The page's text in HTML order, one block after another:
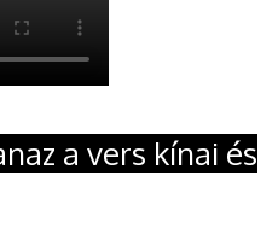
a vers kínai és